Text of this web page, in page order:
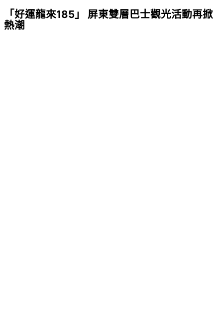
「好運龍來185」 屏東雙層巴士觀光活動再掀
熱潮